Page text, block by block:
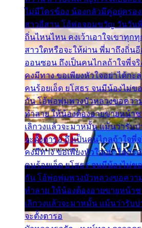
ไม่มีใครข้อง น้องกลัวมีคู่อยู่ครอ
สาวอีสาน โอ้พ่อจอมขวัญ วันวัน
ถิ่นไหนไหน คงเว้าเอาใจเขาทุก
สาวใดหรือจะให้ผ่าน พี่มาถึงถิ่น
ออนซอน ถึงเป็นคนไกลถ้าใจพี่จ
คงมีทาง ขอเพียงหัวใจอย่าได้กะ
คนร้อยเอ็ด ยโสธร จนมีน้องไม่ข
กัน โอ้พ่อพุ่มพวงบัวหลวงขอควา
ทำลาย ให้น้องต้องอายขายหน้า
เลิกวงแล้วจะมาหมั้น แม้นว่ารับ
จะตั้งตารอ ถึงเป็นคนไกลถ้าใจพี่
คงมีทาง ขอเพียงหัวใจอย่าได้กะ
คนร้อยเอ็ด ยโสธร จนมีน้องไม่ข
กัน โอ้พ่อพุ่มพวงบัวหลวงขอควา
ทำลาย ให้น้องต้องอายขายหน้า
เลิกวงแล้วจะมาหมั้น แม้นว่ารับ
จะตั้งตารอ